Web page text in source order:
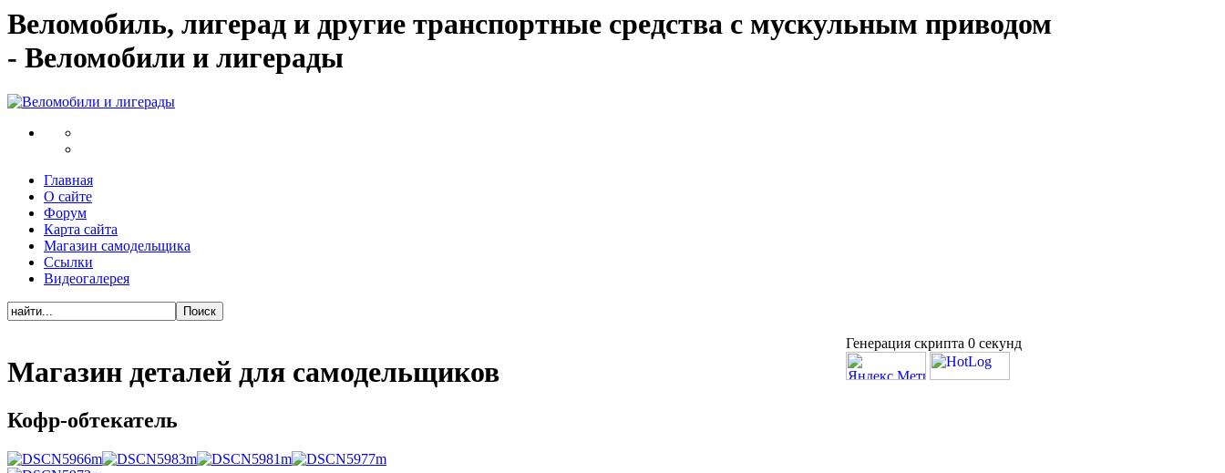
Веломобиль, лигерад и другие транспортные средства с мускульным приводом
- Веломобили и лигерады
Главная
О сайте
Форум
Карта сайта
Магазин самодельщика
Ссылки
Видеогалерея
Магазин деталей для самодельщиков
Кофр-обтекатель
Генерация скрипта 0 секунд